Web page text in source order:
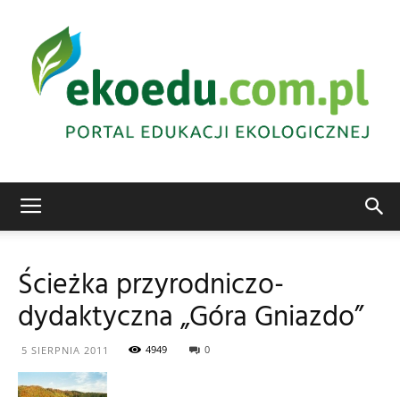
ekologiczna
Ścieżka przyrodniczo-
dydaktyczna „Góra Gniazdo”
5 SIERPNIA 2011 4949 0